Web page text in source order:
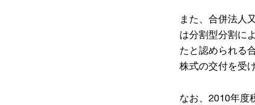
また、合併法人
は分割型分割に
たと認められる
株式の交付を受
なお、2010年度